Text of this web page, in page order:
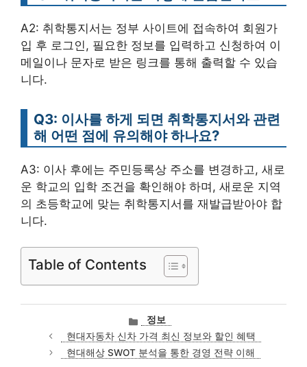
A2: 취학통지서는 정부 사이트에 접속하여 회원가
입 후 로그인, 필요한 정보를 입력하고 신청하여 이
메일이나 문자로 받은 링크를 통해 출력할 수 있습
니다.
Q3: 이사를 하게 되면 취학통지서와 관련
해 어떤 점에 유의해야 하나요?
A3: 이사 후에는 주민등록상 주소를 변경하고, 새로
운 학교의 입학 조건을 확인해야 하며, 새로운 지역
의 초등학교에 맞는 취학통지서를 재발급받아야 합
니다.
Table of Contents
카
테
고
리
정보
현대자동차 신차 가격 최신 정보와 할인 혜택
현대해상 SWOT 분석을 통한 경영 전략 이해